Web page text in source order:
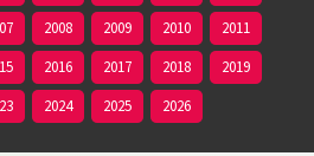
2008 2009 2010
2011
2016 2017 2018
2019
2024 2025 2026